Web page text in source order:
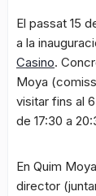
El passat 15
a la
Casino.
Moya
visitar fins al
de 17:30 a
En Quim
director